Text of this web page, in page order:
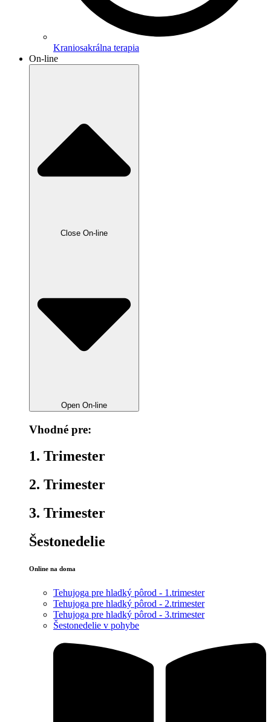
Kraniosakrálna terapia
On-line
Close On-line
Open On-line
Vhodné pre:
1. Trimester
2. Trimester
3. Trimester
Šestonedelie
Online na doma
Tehujoga pre hladký pôrod - 1.trimester
Tehujoga pre hladký pôrod - 2.trimester
Tehujoga pre hladký pôrod - 3.trimester
Šestonedelie v pohybe